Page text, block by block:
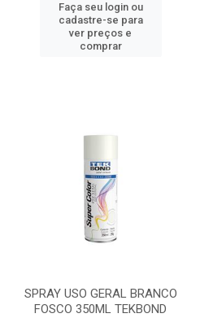
Faça seu login ou
cadastre-se para
ver preços e
comprar
SPRAY USO GERAL BRANCO
FOSCO 350ML TEKBOND